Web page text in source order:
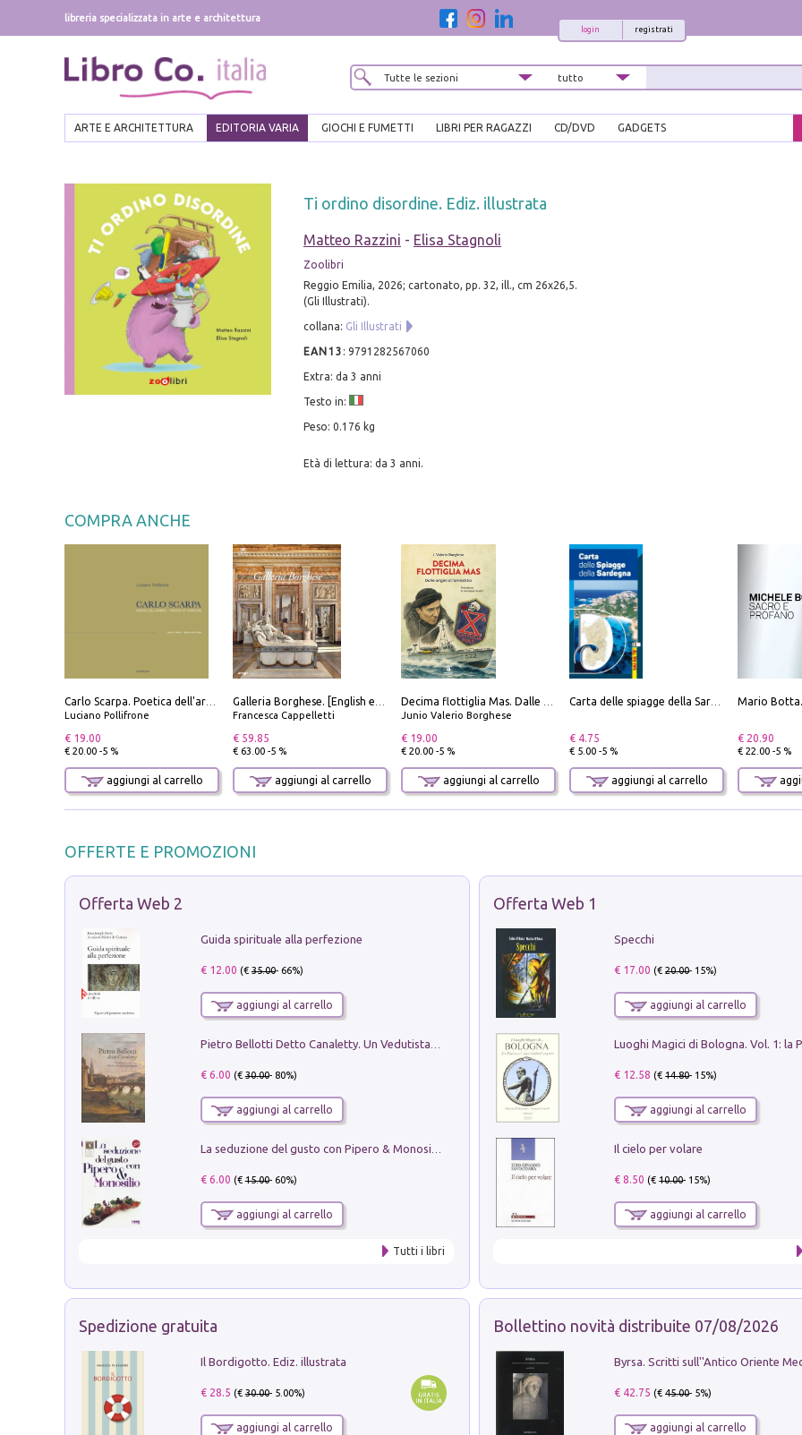
libreria specializzata in arte e architettura
registrati
login
ARTE E ARCHITETTURA EDITORIA VARIA GIOCHI E FUMETTI LIBRI PER RAGAZZI CD/DVD GADGETS
Ti ordino disordine. Ediz. illustrata
Matteo Razzini - Elisa Stagnoli
Zoolibri
Reggio Emilia, 2026; cartonato, pp. 32, ill., cm 26x26,5.
(Gli Illustrati).
collana: Gli Illustrati
EAN13 : 9791282567060
Extra: da 3 anni
Testo in:
Peso: 0.176 kg
Età di lettura: da 3 anni.
COMPRA ANCHE
Luciano Pollifrone
€ 19.00
€ 20.00 -5 %
aggiungi al carrello
Francesca Cappelletti
€ 59.85
€ 63.00 -5 %
aggiungi al carrello
Junio Valerio Borghese
€ 19.00
€ 20.00 -5 %
aggiungi al carrello
€ 4.75
€ 5.00 -5 %
aggiungi al carrello
€ 20.90
€ 22.00 -5 %
OFFERTE E PROMOZIONI
Offerta Web 2
Guida spirituale alla perfezione
€ 12.00 (€35.00- 66%)
aggiungi al carrello
€ 6.00 (€30.00- 80%)
aggiungi al carrello
€ 6.00 (€15.00- 60%)
aggiungi al carrello
Tutti i libri
Offerta Web 1
Specchi
€ 17.00 (€20.00- 15%)
aggiungi al carrello
€ 12.58 (€14.80- 15%)
aggiungi al carrello
Il cielo per volare
€ 8.50 (€10.00- 15%)
aggiungi al carrello
Spedizione gratuita
Il Bordigotto. Ediz. illustrata
€ 28.5 (€30.00- 5.00%)
aggiungi al carrello
Bollettino novità distribuite 07/08/2026
€ 42.75 (€45.00- 5%)
aggiungi al carrello